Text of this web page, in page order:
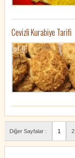
Cevizli Kurabiye Tarifi
Diğer Sayfalar : 1 2